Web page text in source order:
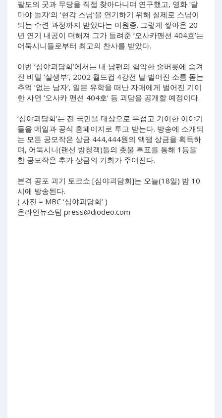
팔도의 굿과 무당을 직접 찾아다니며 연구했고, 영화 ‘달
마야 놀자’의 ‘현각 스님’을 연기하기 위해 실제로 스님이
되는 수련 과정까지 받았다는 이원종. 그렇게 쌓아온 20
년 연기 내공이 더해져 그가 들려준 ‘오사카맨션 404호’는
어둑시니들로부터 최고의 찬사를 받았다.
이번 ‘심야괴담회’에서는 내 남편의 험악한 술버릇에 숨겨
진 비밀 ‘살생부’, 2002 월드컵 4강전 날 벌어진 소름 돋는
추억 ‘없는 남자’, 일본 유학을 떠난 자매에게 벌어진 기이
한 사연 ‘오사카 맨션 404호’ 등 괴담을 공개할 예정이다.
‘심야괴담회’는 전 국민을 대상으로 무섭고 기이한 이야기
들을 메일과 공식 홈페이지로 투고 받는다. 방송에 소개되
는 모든 공모작은 상금 444,444원의 액땜 상금을 획득하
며, 어둑시니(랜선 방청객)들의 촛불 투표를 통해 1등을
한 공모작은 추가 상금의 기회가 주어진다.
본격 공포 괴기 토크쇼 [심야괴담회]는 오늘(18일) 밤 10
시에 방송된다.
( 사진 = MBC ‘심야괴담회’ )
온라인뉴스팀 press@diodeo.com